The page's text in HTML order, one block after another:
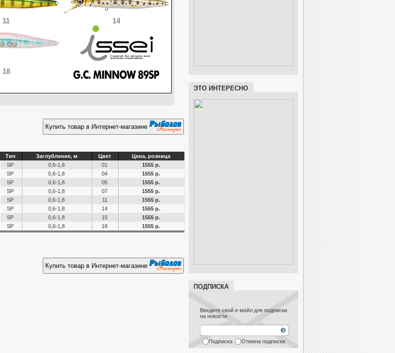
11 14
18
Купить товар в Интернет-магазине
Тип Заглубление, м Цвет
Цена, розница
SP 0,6-1,8 01
1555 р.
SP 0,6-1,8 04
1555 р.
SP 0,6-1,8 05
1555 р.
SP 0,6-1,8 07
1555 р.
SP 0,6-1,8 11
1555 р.
SP 0,6-1,8 14
1555 р.
SP 0,6-1,8 15
1555 р.
SP 0,6-1,8 18 1555 р.
Купить товар в Интернет-магазине
ЭТО ИНТЕРЕСНО
ПОДПИСКА
Введите свой е-мейл для подписки
на новости
Подписка Отмена подписки